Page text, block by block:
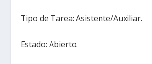
Tipo de Tarea: Asistente/Auxiliar.
Estado: Abierto.